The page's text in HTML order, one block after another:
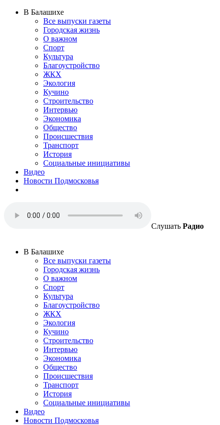
В Балашихе
Все выпуски газеты
Городская жизнь
О важном
Спорт
Культура
Благоустройство
ЖКХ
Экология
Кучино
Строительство
Интервью
Экономика
Общество
Происшествия
Транспорт
История
Социальные инициативы
Видео
Новости Подмосковья
Слушать Радио
В Балашихе
Все выпуски газеты
Городская жизнь
О важном
Спорт
Культура
Благоустройство
ЖКХ
Экология
Кучино
Строительство
Интервью
Экономика
Общество
Происшествия
Транспорт
История
Социальные инициативы
Видео
Новости Подмосковья